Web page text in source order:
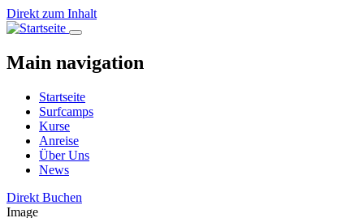
Direkt zum Inhalt
Main navigation
Startseite
Surfcamps
Kurse
Anreise
Über Uns
News
Direkt Buchen
Image